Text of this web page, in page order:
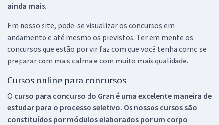
ainda mais.
Em nosso site, pode-se visualizar os concursos em
andamento e até mesmo os previstos. Ter em mente os
concursos que estão por vir faz com que você tenha como se
preparar com mais calma e com muito mais qualidade.
Cursos online para concursos
O curso para concurso do Gran é uma excelente maneira de
estudar para o processo seletivo. Os nossos cursos são
constituídos por módulos elaborados por um corpo